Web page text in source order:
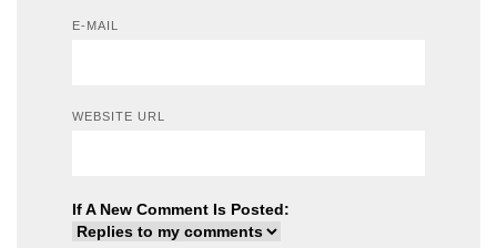
E-MAIL
WEBSITE URL
If A New Comment Is Posted: